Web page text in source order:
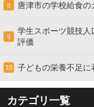
8 唐津市の学校給食
9
学生スポーツ競技
評価
10 子どもの栄養不足に
カテゴリ一覧